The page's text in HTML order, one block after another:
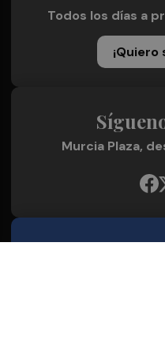
Todos los días a
Murcia Plaza,